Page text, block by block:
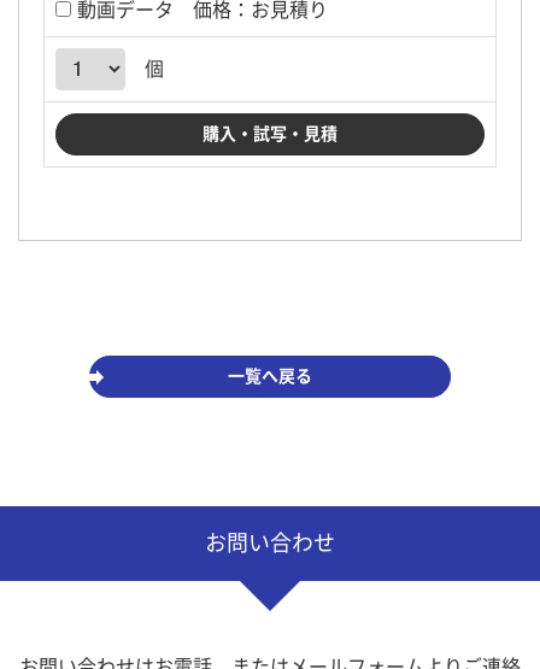
動画データ 価格：お見積り
個
一覧へ戻る
お問い合わせ